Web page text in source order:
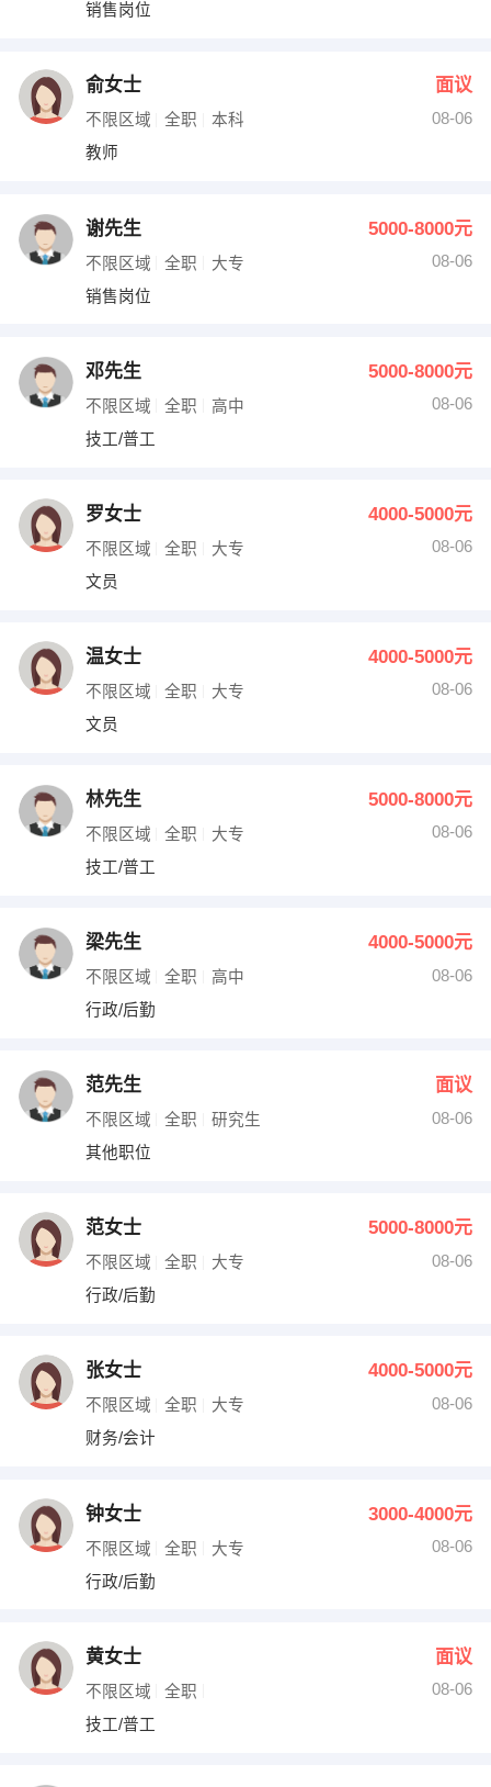
销售岗位
俞女士 面议
不限区域 全职 本科
08-06
教师
谢先生 5000-8000元
不限区域 全职 大专
08-06
销售岗位
邓先生 5000-8000元
不限区域 全职 高中
08-06
技工/普工
罗女士 4000-5000元
不限区域 全职 大专
08-06
文员
温女士 4000-5000元
不限区域 全职 大专
08-06
文员
林先生 5000-8000元
不限区域 全职 大专
08-06
技工/普工
梁先生 4000-5000元
不限区域 全职 高中
08-06
行政/后勤
范先生 面议
不限区域 全职 研究生
08-06
其他职位
范女士 5000-8000元
不限区域 全职 大专
08-06
行政/后勤
张女士 4000-5000元
不限区域 全职 大专
08-06
财务/会计
钟女士 3000-4000元
不限区域 全职 大专
08-06
行政/后勤
黄女士 面议
不限区域 全职
08-06
技工/普工